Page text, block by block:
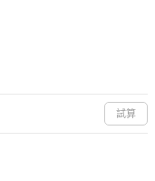
試算